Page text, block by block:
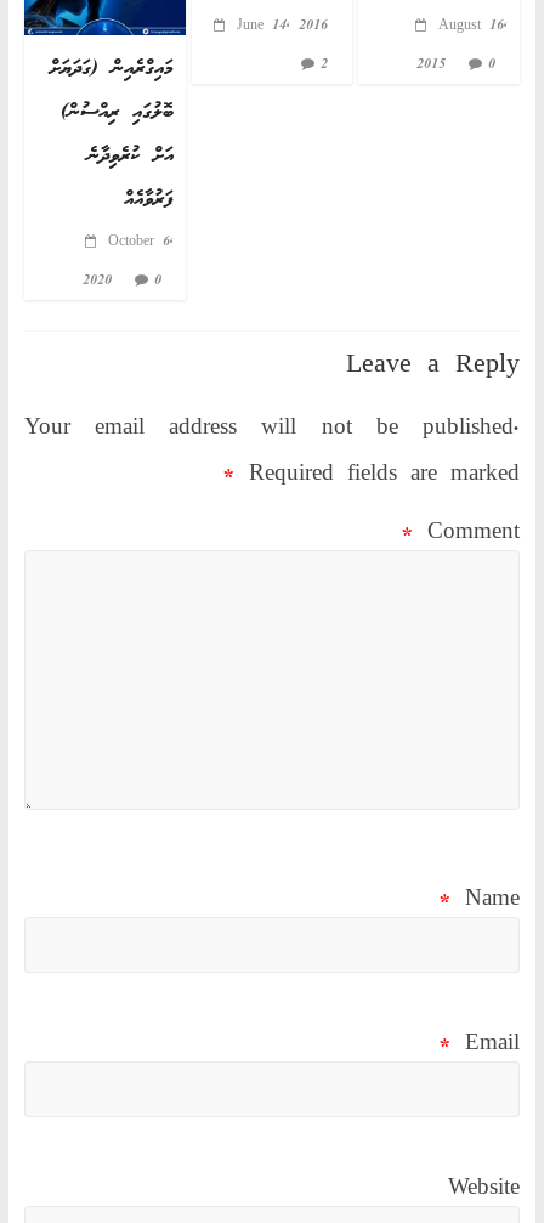
މައިގްރެއިން (ގަދަޔަށް
ބޮލުގައި ރިއްސުން)
އަށް ކުރެވިދާނެ
ފަރުވާއެއް
October 6,
2020
0
June 14, 2016
2
August 16,
2015
0
Leave a Reply
Your email address will not be published.
Required fields are marked
*
Comment
*
Name
*
Email
*
Website